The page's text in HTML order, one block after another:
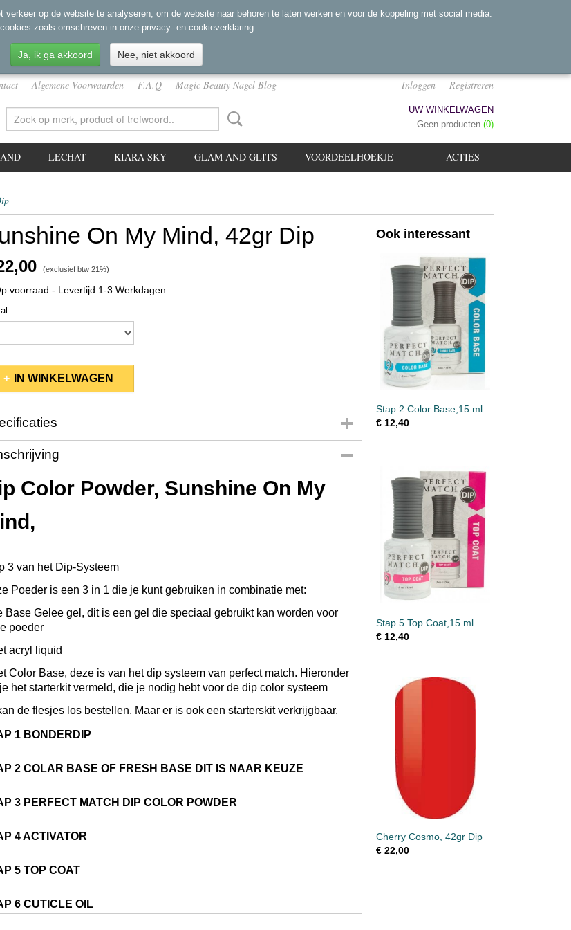
Algemene Voorwaarden F.A.Q Magic Beauty Nagel Blog Inloggen Registreren
UW WINKELWAGEN
Geen producten (0)
ACTIES
LECHAT KIARA SKY GLAM AND GLITS VOORDEELHOEKJE
On My Mind, 42gr Dip
(exclusief btw 21%)
voorraad - Levertijd 1-3 Werkdagen
IN WINKELWAGEN
code
(l,b,h)
5,50 x 5,50 x 5 cm
Color Powder, Sunshine On My
3 van het Dip-Systeem
Poeder is een 3 in 1 die je kunt gebruiken in combinatie met:
Base Gelee gel, dit is een gel die speciaal gebruikt kan worden voor
poeder
acryl liquid
Color Base, deze is van het dip systeem van perfect match. Hieronder
het starterkit vermeld, die je nodig hebt voor de dip color systeem
de flesjes los bestellen, Maar er is ook een starterskit verkrijgbaar.
1 BONDERDIP
2 COLAR BASE OF FRESH BASE DIT IS NAAR KEUZE
3 PERFECT MATCH DIP COLOR POWDER
4 ACTIVATOR
5 TOP COAT
6 CUTICLE OIL
Ook interessant
Stap 2 Color Base,15 ml
€ 12,40
Stap 5 Top Coat,15 ml
€ 12,40
Cherry Cosmo, 42gr Dip
€ 22,00
op de website te analyseren, om de website naar behoren te laten werken en voor de koppeling met social media.
zoals omschreven in onze privacy- en cookieverklaring.
Ja, ik ga akkoord Nee, niet akkoord